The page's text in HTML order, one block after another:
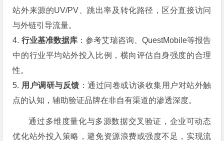
站外来源的UV/PV、跳出率及转化路径，区分直接访问
与外链引导流量。
4. 行业基准数据库 ：参考艾瑞咨询、QuestMobile等报告
中的行业平均站外投入比例，横向评估自身强度的合理
性。
5. 用户调研与反馈 ：通过问卷或访谈收集用户对站外触
点的认知，辅助验证品牌在非自有渠道的渗透深度。
通过多维度量化与多源数据交叉验证，企业可动态
优化站外投入策略，避免资源浪费或强度不足，实现流